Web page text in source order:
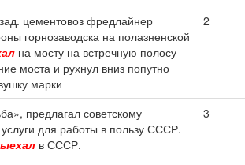
цементовоз фредлайнер
горнозаводска на полазненской
на мосту на встречную полосу
моста и рухнул вниз попутно
марки
2
предлагал советскому
услуги для работы в пользу СССР.
в СССР.
3